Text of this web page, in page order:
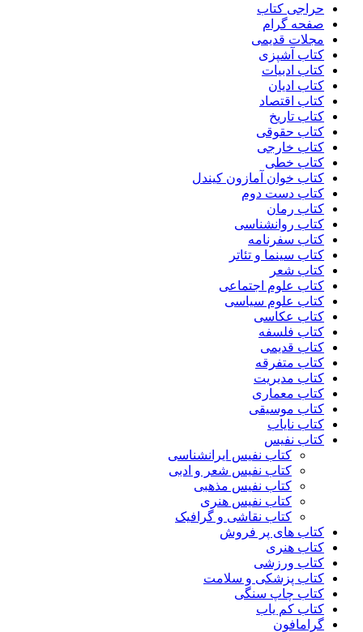
حراجی کتاب
صفحه گرام
مجلات قدیمی
کتاب آشپزی
کتاب ادبیات
کتاب ادیان
کتاب اقتصاد
کتاب تاریخ
کتاب حقوقی
کتاب خارجی
کتاب خطی
کتاب خوان آمازون کیندل
کتاب دست دوم
کتاب رمان
کتاب روانشناسی
کتاب سفرنامه
کتاب سینما و تئاتر
کتاب شعر
کتاب علوم اجتماعی
کتاب علوم سیاسی
کتاب عکاسی
کتاب فلسفه
کتاب قدیمی
کتاب متفرقه
کتاب مدیریت
کتاب معماری
کتاب موسیقی
کتاب نایاب
کتاب نفیس
کتاب نفیس ایرانشناسی
کتاب نفیس شعر و ادبی
کتاب نفیس مذهبی
کتاب نفیس هنری
کتاب نقاشی و گرافیک
کتاب های پر فروش
کتاب هنری
کتاب ورزشی
کتاب پزشکی و سلامت
کتاب چاپ سنگی
کتاب کم یاب
گرامافون